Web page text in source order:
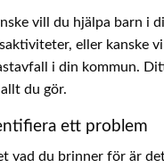
vill du hjälpa barn i
eller kanske
i din kommun.
du gör.
ett problem
vad du brinner för är